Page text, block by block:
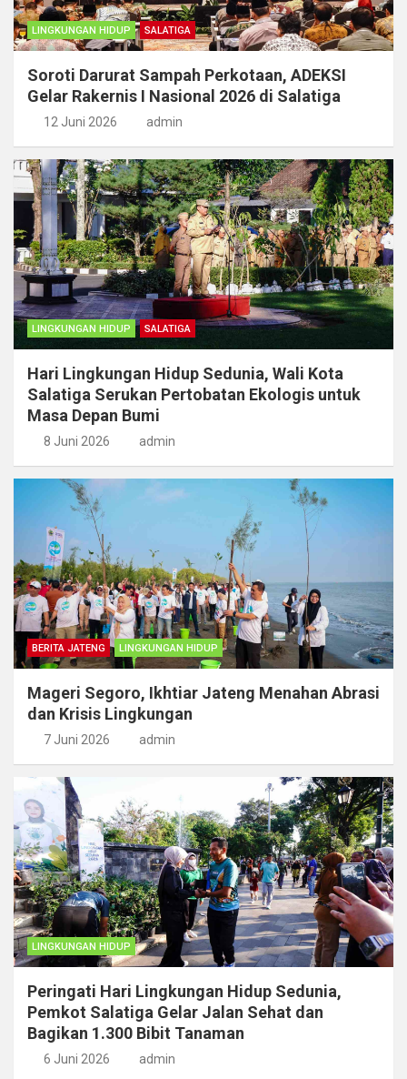
LINGKUNGAN HIDUP SALATIGA
Soroti Darurat Sampah Perkotaan, ADEKSI
Gelar Rakernis I Nasional 2026 di Salatiga
12 Juni 2026 admin
LINGKUNGAN HIDUP SALATIGA
Hari Lingkungan Hidup Sedunia, Wali Kota
Salatiga Serukan Pertobatan Ekologis untuk
Masa Depan Bumi
8 Juni 2026 admin
BERITA JATENG LINGKUNGAN HIDUP
Mageri Segoro, Ikhtiar Jateng Menahan Abrasi
dan Krisis Lingkungan
7 Juni 2026 admin
LINGKUNGAN HIDUP
Peringati Hari Lingkungan Hidup Sedunia,
Pemkot Salatiga Gelar Jalan Sehat dan
Bagikan 1.300 Bibit Tanaman
6 Juni 2026 admin